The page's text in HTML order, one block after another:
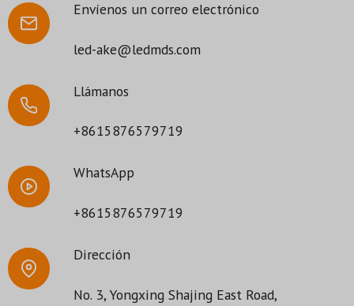
Envíenos un correo electrónico
led-ake@ledmds.com
Llámanos
+8615876579719
WhatsApp
+8615876579719
Dirección
No. 3, Yongxing Shajing East Road,